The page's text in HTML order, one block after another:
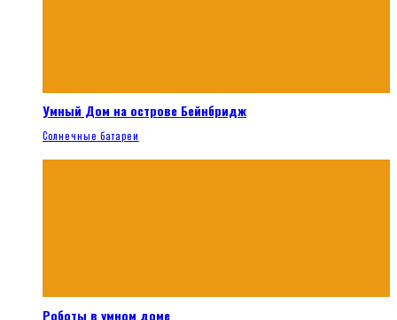
Умный Дом на острове Бейнбридж
Солнечные батареи
Роботы в умном доме